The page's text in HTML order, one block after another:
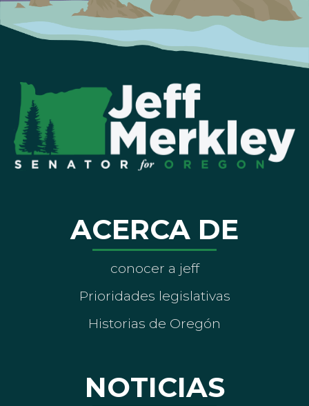
ACERCA DE
conocer a jeff
Prioridades legislativas
Historias de Oregón
NOTICIAS